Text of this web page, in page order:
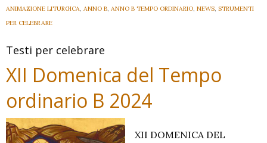
ordinario
ANIMAZIONE LITURGICA, ANNO B, ANNO B TEMPO ORDINARIO, NEWS, STRUMENTI
PER CELEBRARE
Testi per celebrare
XII Domenica del Tempo
ordinario B 2024
XII DOMENICA DEL